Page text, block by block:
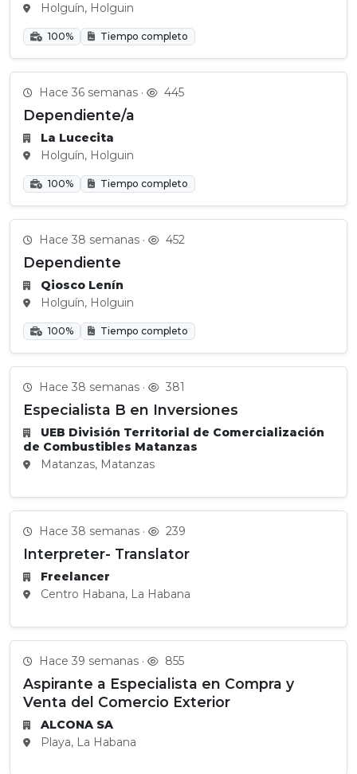
Holguín, Holguin
100% Tiempo completo
Hace 36 semanas · 445
Dependiente/a
La Lucecita
Holguín, Holguin
100% Tiempo completo
Hace 38 semanas · 452
Dependiente
Qiosco Lenín
Holguín, Holguin
100% Tiempo completo
Hace 38 semanas · 381
Especialista B en Inversiones
UEB División Territorial de Comercialización
de Combustibles Matanzas
Matanzas, Matanzas
Hace 38 semanas · 239
Interpreter- Translator
Freelancer
Centro Habana, La Habana
Hace 39 semanas · 855
Aspirante a Especialista en Compra y
Venta del Comercio Exterior
ALCONA SA
Playa, La Habana